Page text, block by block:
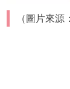
（圖片來源